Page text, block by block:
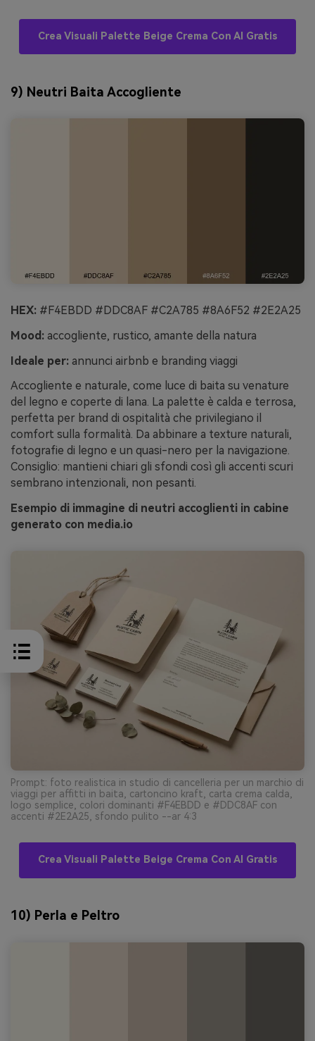
Crea Visuali Palette Beige Crema Con AI Gratis
9) Neutri Baita Accogliente
HEX: #F4EBDD #DDC8AF #C2A785 #8A6F52 #2E2A25
Mood: accogliente, rustico, amante della natura
Ideale per: annunci airbnb e branding viaggi
Accogliente e naturale, come luce di baita su venature
del legno e coperte di lana. La palette è calda e terrosa,
perfetta per brand di ospitalità che privilegiano il
comfort sulla formalità. Da abbinare a texture naturali,
fotografie di legno e un quasi-nero per la navigazione.
Consiglio: mantieni chiari gli sfondi così gli accenti scuri
sembrano intenzionali, non pesanti.
Esempio di immagine di neutri accoglienti in cabine
generato con media.io
Prompt: foto realistica in studio di cancelleria per un marchio di
viaggi per affitti in baita, cartoncino kraft, carta crema calda,
logo semplice, colori dominanti #F4EBDD e #DDC8AF con
accenti #2E2A25, sfondo pulito --ar 4:3
Crea Visuali Palette Beige Crema Con AI Gratis
10) Perla e Peltro